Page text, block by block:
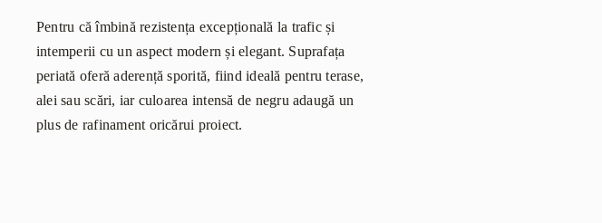
Pentru că îmbină rezistența excepțională la trafic și
intemperii cu un aspect modern și elegant. Suprafața
periată oferă aderență sporită, fiind ideală pentru terase,
alei sau scări, iar culoarea intensă de negru adaugă un
plus de rafinament oricărui proiect.